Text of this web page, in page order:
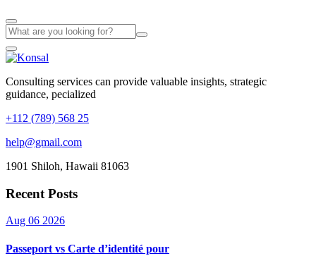
Consulting services can provide valuable insights, strategic
guidance, pecialized
+112 (789) 568 25
help@gmail.com
1901 Shiloh, Hawaii 81063
Recent Posts
Aug 06 2026
Passeport vs Carte d’identité pour